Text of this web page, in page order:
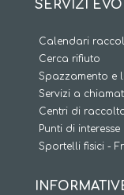
SERVIZI
Calendari
Cerca rifiuto
Spazzamento e
Servizi a
Centri di
Punti di interesse
Sportelli fisici -